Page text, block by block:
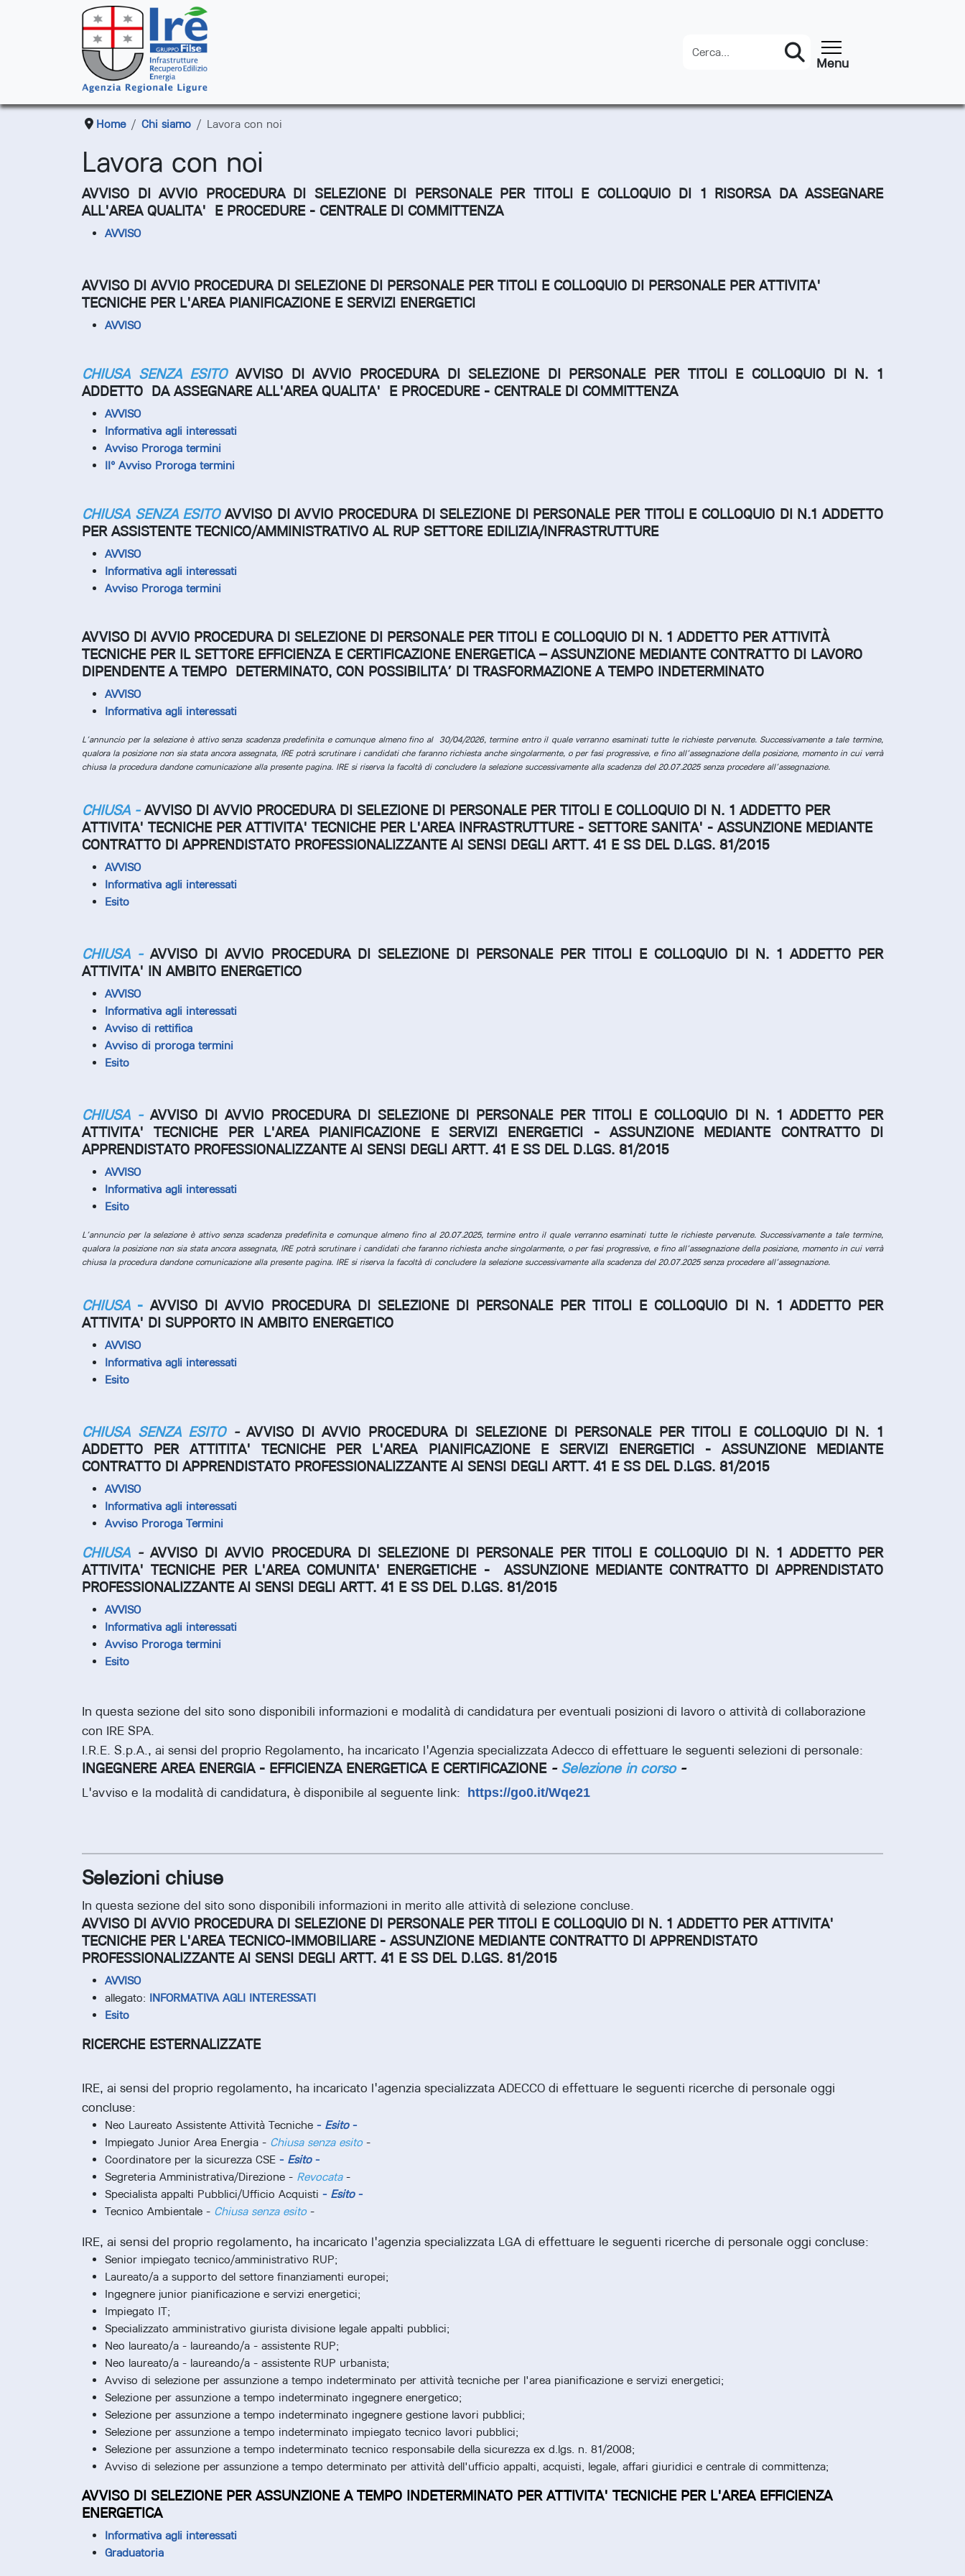
menu hamburger
Menu
Home Chi siamo Lavora con noi
Lavora con noi
AVVISO DI AVVIO PROCEDURA DI SELEZIONE DI PERSONALE PER TITOLI E COLLOQUIO DI 1 RISORSA DA ASSEGNARE
ALL'AREA QUALITA' E PROCEDURE - CENTRALE DI COMMITTENZA
AVVISO
AVVISO DI AVVIO PROCEDURA DI SELEZIONE DI PERSONALE PER TITOLI E COLLOQUIO DI PERSONALE PER ATTIVITA'
TECNICHE PER L'AREA PIANIFICAZIONE E SERVIZI ENERGETICI
AVVISO
CHIUSA SENZA ESITOAVVISO DI AVVIO PROCEDURA DI SELEZIONE DI PERSONALE PER TITOLI E COLLOQUIO DI N. 1
ADDETTO DA ASSEGNARE ALL'AREA QUALITA' E PROCEDURE - CENTRALE DI COMMITTENZA
AVVISO
Informativa agli interessati
Avviso Proroga termini
II° Avviso Proroga termini
CHIUSA SENZA ESITOAVVISO DI AVVIO PROCEDURA DI SELEZIONE DI PERSONALE PER TITOLI E COLLOQUIO DI N.1 ADDETTO
PER ASSISTENTE TECNICO/AMMINISTRATIVO AL RUP SETTORE EDILIZIA/INFRASTRUTTURE
AVVISO
Informativa agli interessati
Avviso Proroga termini
AVVISO DI AVVIO PROCEDURA DI SELEZIONE DI PERSONALE PER TITOLI E COLLOQUIO DI N. 1 ADDETTO PER ATTIVITÀ
TECNICHE PER IL SETTORE EFFICIENZA E CERTIFICAZIONE ENERGETICA – ASSUNZIONE MEDIANTE CONTRATTO DI LAVORO
DIPENDENTE A TEMPO DETERMINATO, CON POSSIBILITA’ DI TRASFORMAZIONE A TEMPO INDETERMINATO
AVVISO
Informativa agli interessati
L’annuncio per la selezione è attivo senza scadenza predefinita e comunque almeno fino al 30/04/2026, termine entro il quale verranno esaminati tutte le richieste pervenute. Successivamente a tale termine,
qualora la posizione non sia stata ancora assegnata, IRE potrà scrutinare i candidati che faranno richiesta anche singolarmente, o per fasi progressive, e fino all’assegnazione della posizione, momento in cui verrà
chiusa la procedura dandone comunicazione alla presente pagina. IRE si riserva la facoltà di concludere la selezione successivamente alla scadenza del 20.07.2025 senza procedere all’assegnazione.
CHIUSA - AVVISO DI AVVIO PROCEDURA DI SELEZIONE DI PERSONALE PER TITOLI E COLLOQUIO DI N. 1 ADDETTO PER
ATTIVITA' TECNICHE PER ATTIVITA' TECNICHE PER L'AREA INFRASTRUTTURE - SETTORE SANITA' -ASSUNZIONE MEDIANTE
CONTRATTO DI APPRENDISTATO PROFESSIONALIZZANTE AI SENSI DEGLI ARTT. 41 E SS DEL D.LGS. 81/2015
AVVISO
Informativa agli interessati
Esito
CHIUSA -AVVISO DI AVVIO PROCEDURA DI SELEZIONE DI PERSONALE PER TITOLI E COLLOQUIO DI N. 1 ADDETTO PER
ATTIVITA' IN AMBITO ENERGETICO
AVVISO
Informativa agli interessati
Avviso di rettifica
Avviso di proroga termini
Esito
CHIUSA - AVVISO DI AVVIO PROCEDURA DI SELEZIONE DI PERSONALE PER TITOLI E COLLOQUIO DI N. 1 ADDETTO PER
ATTIVITA' TECNICHE PER L'AREA PIANIFICAZIONE E SERVIZI ENERGETICI -ASSUNZIONE MEDIANTE CONTRATTO DI
APPRENDISTATO PROFESSIONALIZZANTE AI SENSI DEGLI ARTT. 41 E SS DEL D.LGS. 81/2015
AVVISO
Informativa agli interessati
Esito
L’annuncio per la selezione è attivo senza scadenza predefinita e comunque almeno fino al 20.07.2025, termine entro il quale verranno esaminati tutte le richieste pervenute. Successivamente a tale termine,
qualora la posizione non sia stata ancora assegnata, IRE potrà scrutinare i candidati che faranno richiesta anche singolarmente, o per fasi progressive, e fino all’assegnazione della posizione, momento in cui verrà
chiusa la procedura dandone comunicazione alla presente pagina. IRE si riserva la facoltà di concludere la selezione successivamente alla scadenza del 20.07.2025 senza procedere all’assegnazione.
CHIUSA- AVVISO DI AVVIO PROCEDURA DI SELEZIONE DI PERSONALE PER TITOLI E COLLOQUIO DI N. 1 ADDETTO PER
ATTIVITA' DI SUPPORTO IN AMBITO ENERGETICO
AVVISO
Informativa agli interessati
Esito
CHIUSA SENZA ESITO-AVVISO DI AVVIO PROCEDURA DI SELEZIONE DI PERSONALE PER TITOLI E COLLOQUIO DI N. 1
ADDETTO PER ATTITITA' TECNICHE PER L'AREA PIANIFICAZIONE E SERVIZI ENERGETICI -ASSUNZIONE MEDIANTE
CONTRATTO DI APPRENDISTATO PROFESSIONALIZZANTE AI SENSI DEGLI ARTT. 41 E SS DEL D.LGS. 81/2015
AVVISO
Informativa agli interessati
Avviso Proroga Termini
CHIUSA-AVVISO DI AVVIO PROCEDURA DI SELEZIONE DI PERSONALE PER TITOLI E COLLOQUIO DI N. 1 ADDETTO PER
ATTIVITA' TECNICHE PER L'AREA COMUNITA' ENERGETICHE -ASSUNZIONE MEDIANTE CONTRATTO DI APPRENDISTATO
PROFESSIONALIZZANTE AI SENSI DEGLI ARTT. 41 E SS DEL D.LGS. 81/2015
AVVISO
Informativa agli interessati
Avviso Proroga termini
Esito
In questa sezione del sito sono disponibili informazioni e modalità di candidatura per eventuali posizioni di lavoro o attività di collaborazione
con IRE SPA.
I.R.E. S.p.A., ai sensi del proprio Regolamento, ha incaricato l'Agenzia specializzata Adecco di effettuare le seguenti selezioni di personale:
INGEGNERE AREA ENERGIA - EFFICIENZA ENERGETICA E CERTIFICAZIONE - Selezione in corso-
L'avviso e la modalità di candidatura, è disponibile al seguente link: https://go0.it/Wqe21
Selezioni chiuse
In questa sezione del sito sono disponibili informazioni in merito alle attività di selezione concluse.
AVVISO DI AVVIO PROCEDURA DI SELEZIONE DI PERSONALE PER TITOLI E COLLOQUIO DI N. 1 ADDETTO PER ATTIVITA'
TECNICHE PER L'AREA TECNICO-IMMOBILIARE - ASSUNZIONE MEDIANTE CONTRATTO DI APPRENDISTATO
PROFESSIONALIZZANTE AI SENSI DEGLI ARTT. 41 E SS DEL D.LGS. 81/2015
AVVISO
allegato: INFORMATIVA AGLI INTERESSATI
Esito
RICERCHE ESTERNALIZZATE
IRE, ai sensi del proprio regolamento, ha incaricato l'agenzia specializzata ADECCO di effettuare le seguenti ricerche di personale oggi
concluse:
Neo Laureato Assistente Attività Tecniche - Esito -
Impiegato Junior Area Energia - Chiusa senza esito-
Coordinatore per la sicurezza CSE - Esito-
Segreteria Amministrativa/Direzione - Revocata -
Specialista appalti Pubblici/Ufficio Acquisti - Esito -
Tecnico Ambientale - Chiusa senza esito-
IRE, ai sensi del proprio regolamento, ha incaricato l'agenzia specializzata LGA di effettuare le seguenti ricerche di personale oggi concluse:
Senior impiegato tecnico/amministrativo RUP;
Laureato/a a supporto del settore finanziamenti europei;
Ingegnere junior pianificazione e servizi energetici;
Impiegato IT;
Specializzato amministrativo giurista divisione legale appalti pubblici;
Neo laureato/a - laureando/a - assistente RUP;
Neo laureato/a - laureando/a - assistente RUP urbanista;
Avviso di selezione per assunzione a tempo indeterminato per attività tecniche per l'area pianificazione e servizi energetici;
Selezione per assunzione a tempo indeterminato ingegnere energetico;
Selezione per assunzione a tempo indeterminato ingegnere gestione lavori pubblici;
Selezione per assunzione a tempo indeterminato impiegato tecnico lavori pubblici;
Selezione per assunzione a tempo indeterminato tecnico responsabile della sicurezza ex d.lgs. n. 81/2008;
Avviso di selezione per assunzione a tempo determinato per attività dell'ufficio appalti, acquisti, legale, affari giuridici e centrale di committenza;
AVVISO DI SELEZIONE PER ASSUNZIONE A TEMPO INDETERMINATO PER ATTIVITA' TECNICHE PER L'AREA EFFICIENZA
ENERGETICA
Informativa agli interessati
Graduatoria